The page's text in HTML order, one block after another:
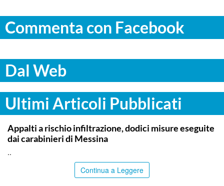
Commenta con Facebook
Dal Web
Ultimi Articoli Pubblicati
MESSINA
Appalti a rischio infiltrazione, dodici misure eseguite
dai carabinieri di Messina
..
Continua a Leggere